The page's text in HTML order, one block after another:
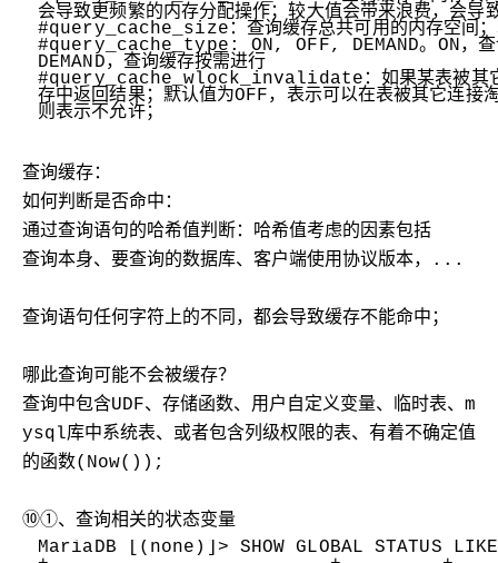
会导致更频繁的内存分配操作；较大值会带来浪费，会导
#query_cache_size：查询缓存总共可用的内存空间；
#query_cache_type: ON, OFF, DEMAND。ON，查
DEMAND，查询缓存按需进行
#query_cache_wlock_invalidate：如果某表被其它
存中返回结果；默认值为OFF，表示可以在表被其它连接
则表示不允许；
查询缓存：
如何判断是否命中：
通过查询语句的哈希值判断：哈希值考虑的因素包括
查询本身、要查询的数据库、客户端使用协议版本，...
查询语句任何字符上的不同，都会导致缓存不能命中；
哪此查询可能不会被缓存？
查询中包含UDF、存储函数、用户自定义变量、临时表、m
ysql库中系统表、或者包含列级权限的表、有着不确定值
的函数(Now());
⑩①、查询相关的状态变量
MariaDB [(none)]> SHOW GLOBAL STATUS